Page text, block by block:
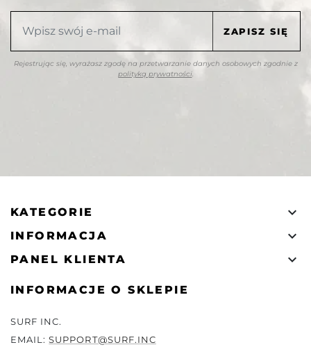
Rejestrując się, wyrażasz zgodę na przetwarzanie danych osobowych zgodnie z
polityką prywatności.
KATEGORIE 
INFORMACJA 
PANEL KLIENTA 
INFORMACJE O SKLEPIE
SURF INC.
EMAIL:SUPPORT@SURF.INC